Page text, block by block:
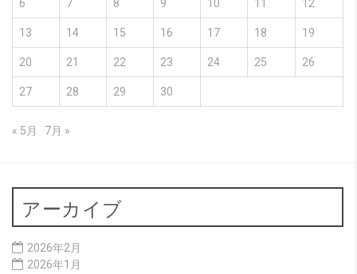
6 7 8 9 10 11 12
13 14 15 16 17 18 19
20 21 22 23 24 25 26
27 28 29 30
« 5月 7月 »
アーカイブ
2026年2月
2026年1月